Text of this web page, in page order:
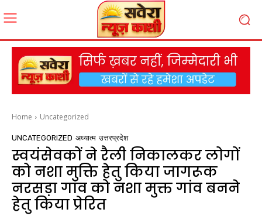
Home Uncategorized
UNCATEGORIZED अध्यात्म उत्तरप्रदेश
स्वयंसेवकों ने रैली निकालकर लोगों
को नशा मुक्ति हेतु किया जागरूक
नरसड़ा गांव को नशा मुक्त गांव बनने
हेतु किया प्रेरित